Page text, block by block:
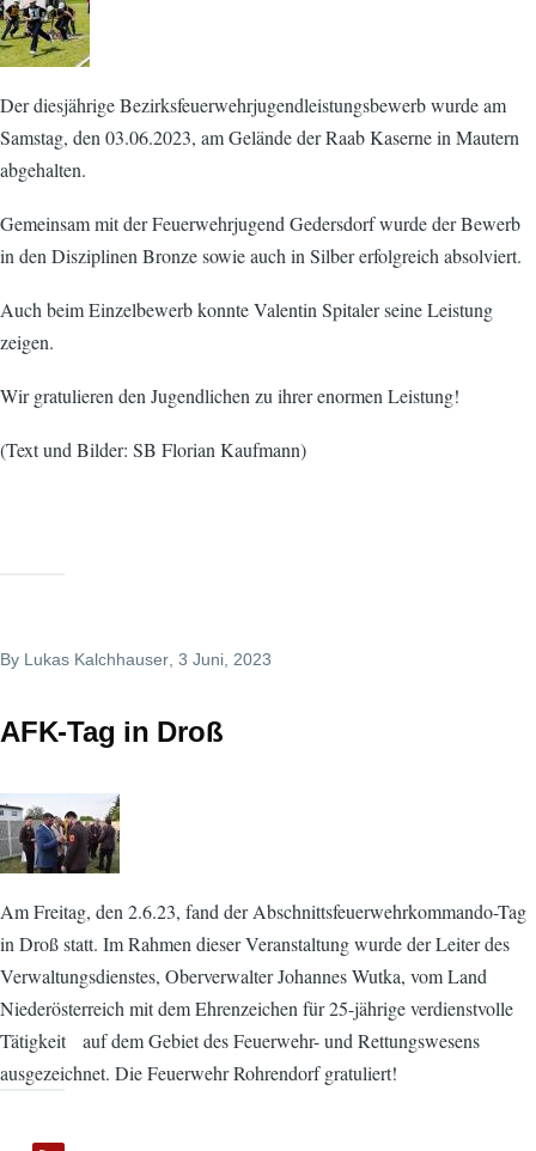
Der diesjährige Bezirksfeuerwehrjugendleistungsbewerb wurde am
Samstag, den 03.06.2023, am Gelände der Raab Kaserne in Mautern
abgehalten.
Gemeinsam mit der Feuerwehrjugend Gedersdorf wurde der Bewerb
in den Disziplinen Bronze sowie auch in Silber erfolgreich absolviert.
Auch beim Einzelbewerb konnte Valentin Spitaler seine Leistung
zeigen.
Wir gratulieren den Jugendlichen zu ihrer enormen Leistung!
(Text und Bilder: SB Florian Kaufmann)
By Lukas Kalchhauser, 3 Juni, 2023
AFK-Tag in Droß
Am Freitag, den 2.6.23, fand der Abschnittsfeuerwehrkommando-Tag
in Droß statt. Im Rahmen dieser Veranstaltung wurde der Leiter des
Verwaltungsdienstes, Oberverwalter Johannes Wutka, vom Land
Niederösterreich mit dem Ehrenzeichen für 25-jährige verdienstvolle
Tätigkeit auf dem Gebiet des Feuerwehr- und Rettungswesens
ausgezeichnet. Die Feuerwehr Rohrendorf gratuliert!